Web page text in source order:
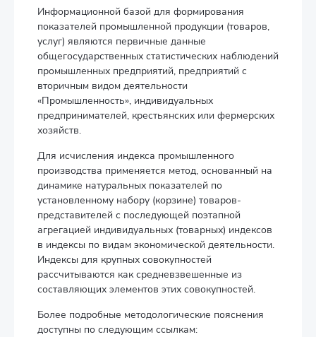
Информационной базой для формирования
показателей промышленной продукции (товаров,
услуг) являются первичные данные
общегосударственных статистических наблюдений
промышленных предприятий, предприятий с
вторичным видом деятельности
«Промышленность», индивидуальных
предпринимателей, крестьянских или фермерских
хозяйств.
Для исчисления индекса промышленного
производства применяется метод, основанный на
динамике натуральных показателей по
установленному набору (корзине) товаров-
представителей с последующей поэтапной
агрегацией индивидуальных (товарных) индексов
в индексы по видам экономической деятельности.
Индексы для крупных совокупностей
рассчитываются как средневзвешенные из
составляющих элементов этих совокупностей.
Более подробные методологические пояснения
доступны по следующим ссылкам: